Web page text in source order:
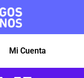
Mi Cuenta